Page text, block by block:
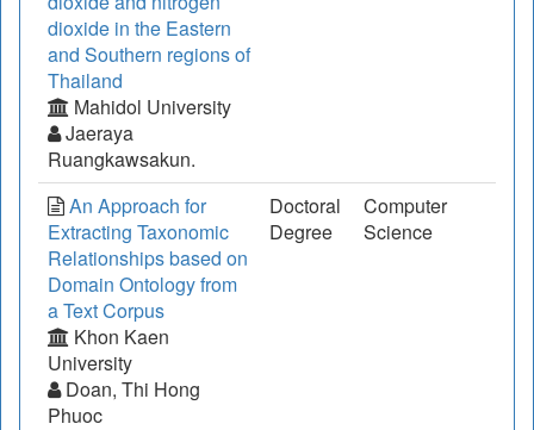
dioxide in the Eastern
and Southern regions of
Thailand
Mahidol University
Jaeraya
Ruangkawsakun.
An Approach for
Extracting Taxonomic
Relationships based on
Domain Ontology from
a Text Corpus
Khon Kaen
University
Doan, Thi Hong
Phuoc
Doctoral
Degree
Computer
Science